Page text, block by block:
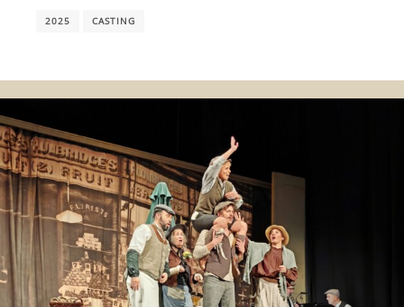
2025 CASTING